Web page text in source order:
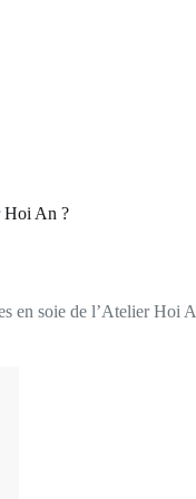
Hoi An ?
en soie de l’Atelier Hoi